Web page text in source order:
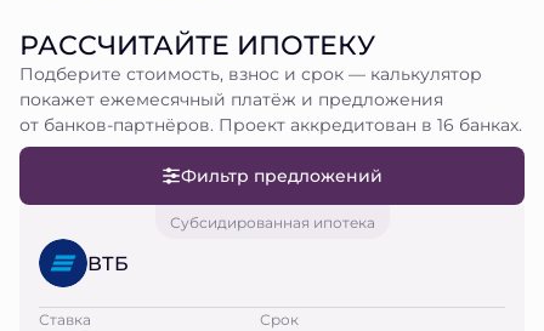
РАССЧИТАЙТЕ ИПОТЕКУ
Подберите стоимость, взнос и срок — калькулятор
покажет ежемесячный платёж и предложения
от банков-партнёров. Проект аккредитован в 16 банках.
Фильтр предложений
Субсидированная ипотека
ВТБ
Ставка Срок